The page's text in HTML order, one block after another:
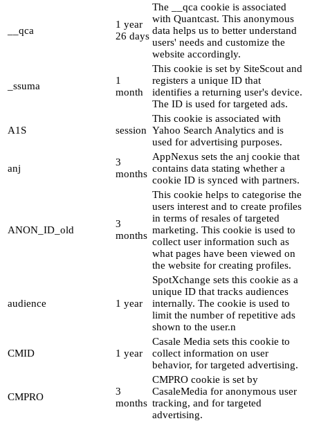
__qca
1 year
26 days
The __qca cookie is associated
with Quantcast. This anonymous
data helps us to better understand
users' needs and customize the
website accordingly.
_ssuma
1
month
This cookie is set by SiteScout and
registers a unique ID that
identifies a returning user's device.
The ID is used for targeted ads.
A1S session
This cookie is associated with
Yahoo Search Analytics and is
used for advertising purposes.
anj
3
months
AppNexus sets the anj cookie that
contains data stating whether a
cookie ID is synced with partners.
ANON_ID_old
3
months
This cookie helps to categorise the
users interest and to create profiles
in terms of resales of targeted
marketing. This cookie is used to
collect user information such as
what pages have been viewed on
the website for creating profiles.
audience 1 year
SpotXchange sets this cookie as a
unique ID that tracks audiences
internally. The cookie is used to
limit the number of repetitive ads
shown to the user.n
CMID 1 year
Casale Media sets this cookie to
collect information on user
behavior, for targeted advertising.
CMPRO
3
months
CMPRO cookie is set by
CasaleMedia for anonymous user
tracking, and for targeted
advertising.